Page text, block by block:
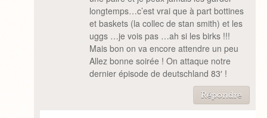
longtemps…c’est vrai que à part bottines
et baskets (la collec de stan smith) et les
uggs …je vois pas …ah si les birks !!!
Mais bon on va encore attendre un peu
Allez bonne soirée ! On attaque notre
dernier épisode de deutschland 83′ !
Répondre